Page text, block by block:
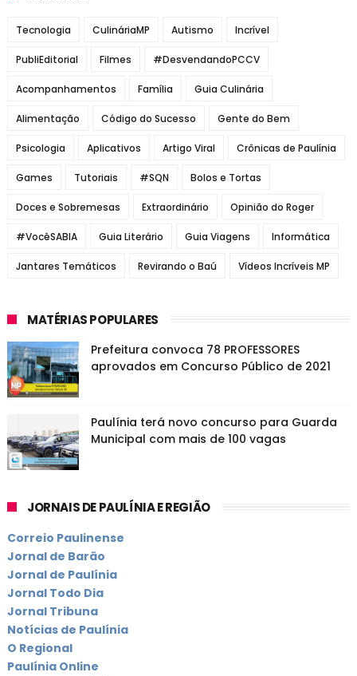
Tecnologia CulináriaMP Autismo Incrível
PubliEditorial Filmes #DesvendandoPCCV
Acompanhamentos Família Guia Culinária
Alimentação Código do Sucesso Gente do Bem
Psicologia Aplicativos Artigo Viral Crônicas de Paulínia
Games Tutoriais #SQN Bolos e Tortas
Doces e Sobremesas Extraordinário Opinião do Roger
#VocêSABIA Guia Literário Guia Viagens Informática
Jantares Temáticos Revirando o Baú Vídeos Incríveis MP
MATÉRIAS POPULARES
Prefeitura convoca 78 PROFESSORES
aprovados em Concurso Público de 2021
Paulínia terá novo concurso para Guarda
Municipal com mais de 100 vagas
JORNAIS DE PAULÍNIA E REGIÃO
Correio Paulinense
Jornal de Barão
Jornal de Paulínia
Jornal Todo Dia
Jornal Tribuna
Notícias de Paulínia
O Regional
Paulínia Online